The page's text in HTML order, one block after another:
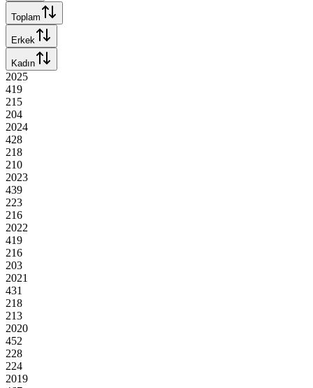
Toplam
Erkek
Kadın
2025
419
215
204
2024
428
218
210
2023
439
223
216
2022
419
216
203
2021
431
218
213
2020
452
228
224
2019